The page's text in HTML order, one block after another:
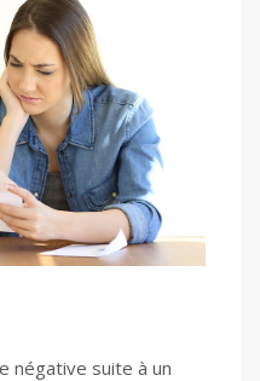
négative suite à un